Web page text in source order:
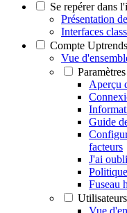
Se repérer dans
Présentation
Interfaces
Compte Uptrends
Vue
Aperçu
Guide
facteurs
J'ai
Fuseau
Utilisateurs